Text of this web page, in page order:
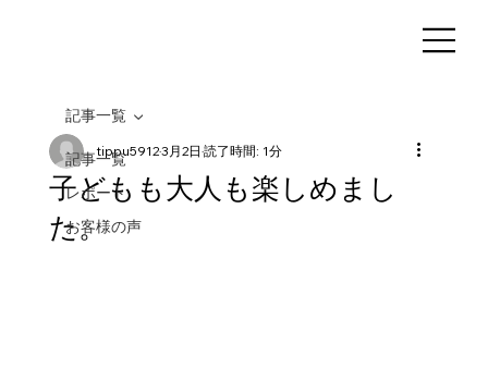
記事一覧
レポート
お客様の声
記事一覧
子どもも大人も楽しめまし
た。
tippu59123月2日 読了時間: 1分